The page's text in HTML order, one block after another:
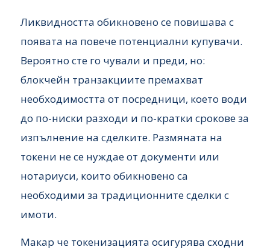
Ликвидността обикновено се повишава с
появата на повече потенциални купувачи.
Вероятно сте го чували и преди, но:
блокчейн транзакциите премахват
необходимостта от посредници, което води
до по-ниски разходи и по-кратки срокове за
изпълнение на сделките. Размяната на
токени не се нуждае от документи или
нотариуси, които обикновено са
необходими за традиционните сделки с
имоти.
Макар че токенизацията осигурява сходни